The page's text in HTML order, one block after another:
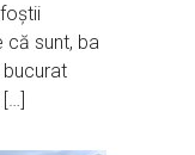
că sunt, ba
bucurat